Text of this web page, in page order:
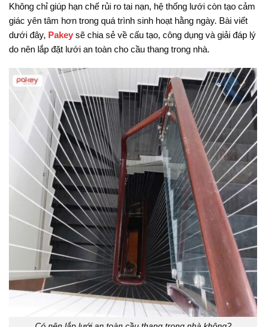
Không chỉ giúp hạn chế rủi ro tai nạn, hệ thống lưới còn tạo cảm
giác yên tâm hơn trong quá trình sinh hoạt hằng ngày. Bài viết
dưới đây, Pakey sẽ chia sẻ về cấu tạo, công dụng và giải đáp lý
do nên lắp đặt lưới an toàn cho cầu thang trong nhà.